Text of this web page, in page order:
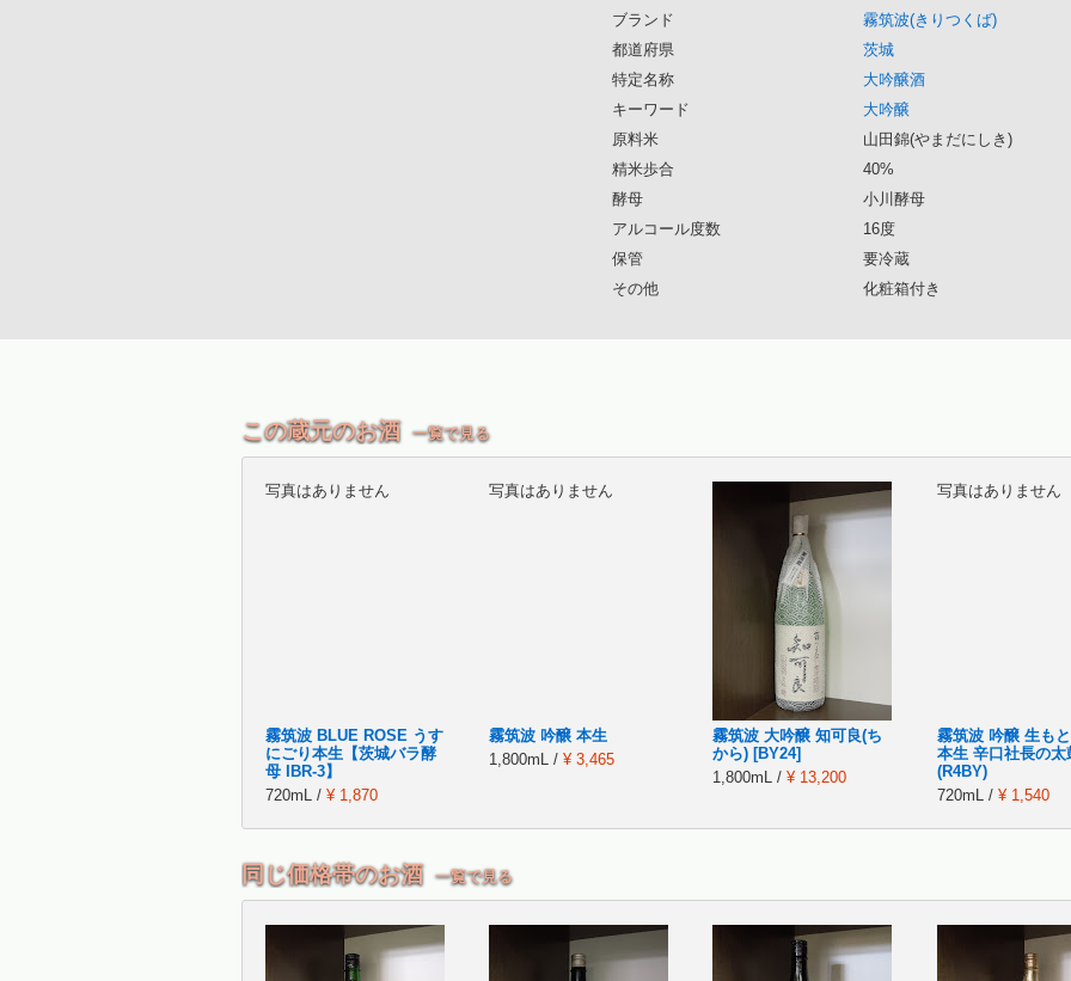
ブランド
霧筑波(きりつくば)
都道府県
茨城
特定名称
大吟醸酒
キーワード
大吟醸
原料米
山田錦(やまだにしき)
精米歩合
40%
酵母
小川酵母
アルコール度数
16度
保管
要冷蔵
その他
化粧箱付き
この蔵元のお酒 一覧で見る
写真はありません
霧筑波 BLUE ROSE うす
にごり本生【茨城バラ酵
母 IBR-3】
720mL / ¥ 1,870
写真はありません
霧筑波 吟醸 本生
1,800mL / ¥ 3,465
霧筑波 大吟醸 知可良(ち
から) [BY24]
1,800mL / ¥ 13,200
写真はありません
霧筑波 吟醸 生も
本生 辛口社長の太
(R4BY)
720mL / ¥ 1,540
同じ価格帯のお酒 一覧で見る